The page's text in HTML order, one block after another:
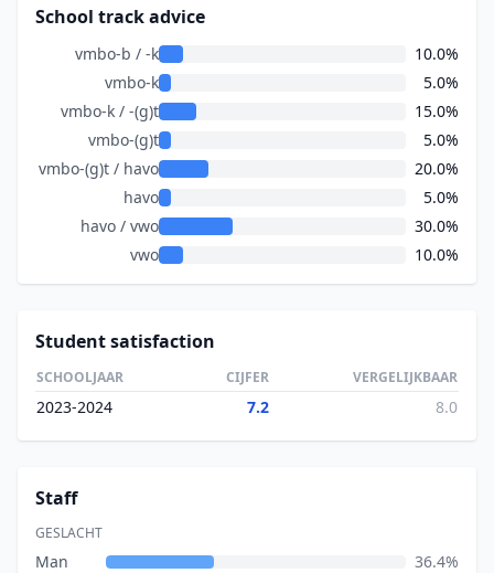
School track advice
vmbo-b / -k
10.0%
vmbo-k
5.0%
vmbo-k / -(g)t
15.0%
vmbo-(g)t
5.0%
vmbo-(g)t / havo
20.0%
havo
5.0%
havo / vwo
30.0%
vwo
10.0%
Student satisfaction
SCHOOLJAAR CIJFER VERGELIJKBAAR
2023-2024 7.2 8.0
Staff
GESLACHT
Man
36.4%